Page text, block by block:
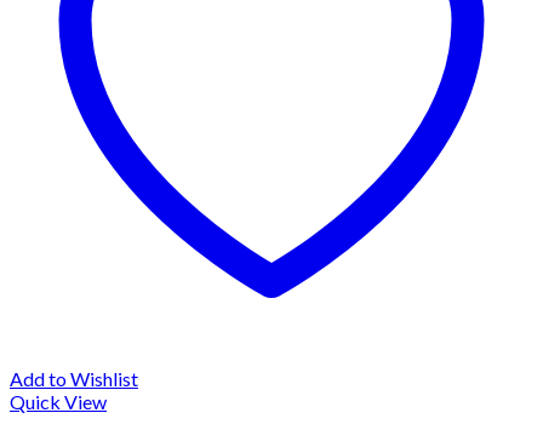
Add to Wishlist
Quick View